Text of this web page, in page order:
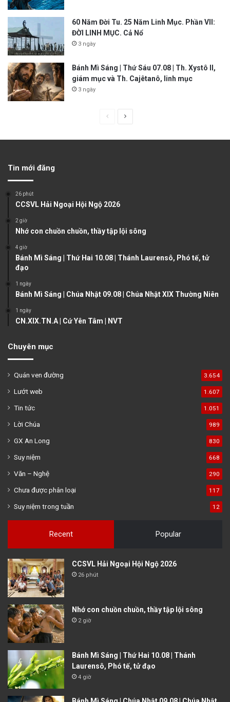
60 Năm Đời Tu. 25 Năm Linh Mục. Phần VII:
ĐỜI LINH MỤC. Cả Nổ
3 ngày
Bánh Mì Sáng | Thứ Sáu 07.08 | Th. Xystô II,
giám mục và Th. Cajêtanô, linh mục
3 ngày
u
p
g
Tin mới đăng
26 phút
CCSVL Hải Ngoại Hội Ngộ 2026
2 giờ
Nhớ con chuồn chuồn, thầy tập lội sông
4 giờ
Bánh Mì Sáng | Thứ Hai 10.08 | Thánh Laurensô, Phó tế, tử
đạo
1 ngày
Bánh Mì Sáng | Chúa Nhật 09.08 | Chúa Nhật XIX Thường Niên
1 ngày
CN.XIX.TN.A | Cứ Yên Tâm | NVT
Chuyên mục
Quán ven đường 3.654
Lướt web 1.607
Tin tức 1.051
Lời Chúa 989
GX An Long 830
Suy niệm 668
Văn – Nghệ 290
Chưa được phân loại 117
Suy niệm trong tuần 12
Recent Popular
CCSVL Hải Ngoại Hội Ngộ 2026
26 phút
Nhớ con chuồn chuồn, thầy tập lội sông
2 giờ
Bánh Mì Sáng | Thứ Hai 10.08 | Thánh
Laurensô, Phó tế, tử đạo
4 giờ